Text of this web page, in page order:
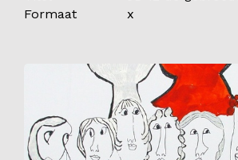
Formaat
x